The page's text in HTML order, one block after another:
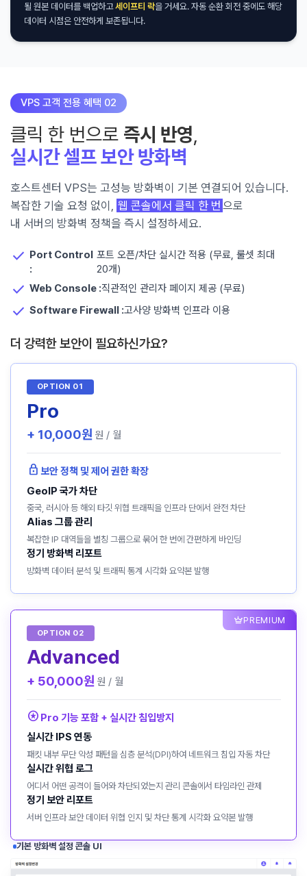
될 원본 데이터를 백업하고세이프티 락을 거세요. 자동 순환 회전 중에도 해당
데이터 시점은 안전하게 보존됩니다.
기본 방화벽 설정 콘솔 UI
VPS 고객 전용 혜택 02
클릭 한 번으로 즉시 반영,
실시간 셀프 보안 방화벽
호스트센터 VPS는 고성능 방화벽이 기본 연결되어 있습니다.
복잡한 기술 요청 없이, 웹 콘솔에서 클릭 한 번 으로
내 서버의 방화벽 정책을 즉시 설정하세요.
 Port Control
:
포트 오픈/차단 실시간 적용 (무료, 룰셋 최대
20개)
 Web Console :직관적인 관리자 페이지 제공 (무료)
 Software Firewall :고사양 방화벽 인프라 이용
더 강력한 보안이 필요하신가요?
OPTION 01
Pro
+ 10,000원 원 / 월
lock 보안 정책 및 제어 권한 확장
GeoIP 국가 차단
중국, 러시아 등 해외 타깃 위협 트래픽을 인프라 단에서 완전 차단
Alias 그룹 관리
복잡한 IP 대역들을 별칭 그룹으로 묶어 한 번에 간편하게 바인딩
정기 방화벽 리포트
방화벽 데이터 분석 및 트래픽 통계 시각화 요약본 발행
OPTION 02
crownPREMIUM
Advanced
+ 50,000원 원 / 월
stars Pro 기능 포함 + 실시간 침입방지
실시간 IPS 연동
패킷 내부 무단 악성 패턴을 심층 분석(DPI)하여 네트워크 침입 자동 차단
실시간 위협 로그
어디서 어떤 공격이 들어와 차단되었는지 관리 콘솔에서 타임라인 관제
정기 보안 리포트
서버 인프라 보안 데이터 위협 인지 및 차단 통계 시각화 요약본 발행